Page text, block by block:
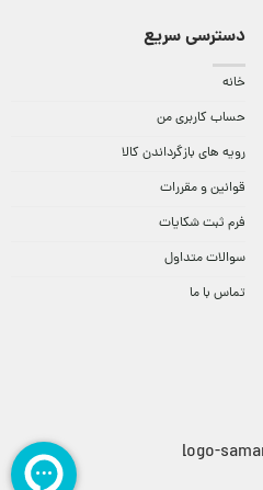
دسترسی سریع
خانه
حساب کاربری من
رویه های بازگرداندن کالا
قوانین و مقررات
فرم ثبت شکایات
سوالات متداول
تماس با ما